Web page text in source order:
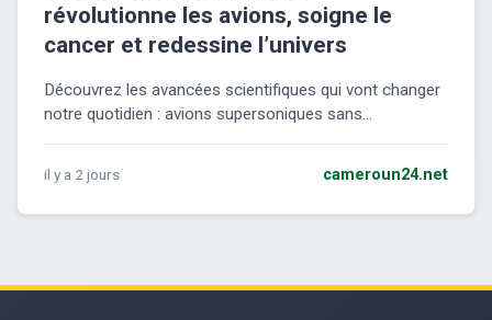
révolutionne les avions, soigne le
cancer et redessine l’univers
Découvrez les avancées scientifiques qui vont changer
notre quotidien : avions supersoniques sans...
il y a 2 jours cameroun24.net